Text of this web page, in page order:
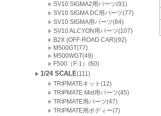
SV10 SIGMA2用パーツ(91)
SV10 SIGMA DC用パーツ(77)
SV10 SIGMA用パーツ(84)
SV10 ALCYON用パーツ(107)
B2X (OFF-ROAD CAR)(92)
M500GT(77)
M500WGT(49)
F500（F-1）(60)
1/24 SCALE(111)
TRIPMATEキット(12)
TRIPMATE Mid用パーツ(45)
TRIPMATE用パーツ(47)
TRIPMATE用ボディー(7)